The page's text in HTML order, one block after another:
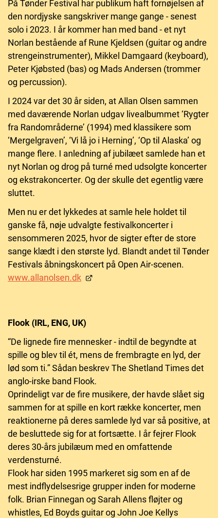
På Tønder Festival har publikum haft fornøjelsen af
den nordjyske sangskriver mange gange - senest
solo i 2023. I år kommer han med band - et nyt
Norlan bestående af Rune Kjeldsen (guitar og andre
strengeinstrumenter), Mikkel Damgaard (keyboard),
Peter Kjøbsted (bas) og Mads Andersen (trommer
og percussion).
I 2024 var det 30 år siden, at Allan Olsen sammen
med daværende Norlan udgav livealbummet ‘Rygter
fra Randområderne’ (1994) med klassikere som
‘Mergelgraven’, ‘Vi lå jo i Herning’, ‘Op til Alaska’ og
mange flere. I anledning af jubilæet samlede han et
nyt Norlan og drog på turné med udsolgte koncerter
og ekstrakoncerter. Og der skulle det egentlig være
sluttet.
Men nu er det lykkedes at samle hele holdet til
ganske få, nøje udvalgte festivalkoncerter i
sensommeren 2025, hvor de sigter efter de store
sange klædt i den største lyd. Blandt andet til Tønder
Festivals åbningskoncert på Open Air-scenen.
www.allanolsen.dk
Flook (IRL, ENG, UK)
“De lignede fire mennesker - indtil de begyndte at
spille og blev til ét, mens de frembragte en lyd, der
lød som ti.” Sådan beskrev The Shetland Times det
anglo-irske band Flook.
Oprindeligt var de fire musikere, der havde slået sig
sammen for at spille en kort række koncerter, men
reaktionerne på deres samlede lyd var så positive, at
de besluttede sig for at fortsætte. I år fejrer Flook
deres 30-års jubilæum med en omfattende
verdensturné.
Flook har siden 1995 markeret sig som en af de
mest indflydelsesrige grupper inden for moderne
folk. Brian Finnegan og Sarah Allens fløjter og
whistles, Ed Boyds guitar og John Joe Kellys